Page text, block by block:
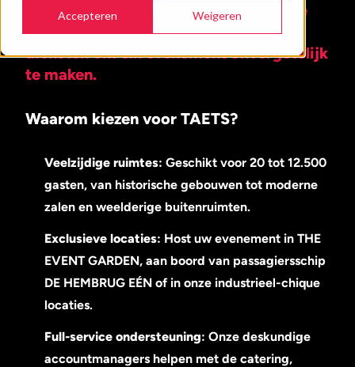
Accepteren Weigeren
TAETS, vlakbij Amsterdam, bieden we
flexibele ruimtes en uitzonderlijke
diensten om elk evenement onvergetelijk
te maken.
Waarom kiezen voor TAETS?
Veelzijdige ruimtes: Geschikt voor 20 tot 12.500
gasten, van historische gebouwen tot moderne
zalen en weelderige buitenruimten.
Exclusieve locaties: Host uw evenement in THE
EVENT GARDEN, aan boord van passagiersschip
DE HEMBRUG EÉN of in onze industrieel-chique
locaties.
Full-service ondersteuning: Onze deskundige
accountmanagers helpen met de catering,